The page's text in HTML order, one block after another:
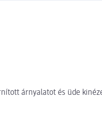
árnyalatot és üde